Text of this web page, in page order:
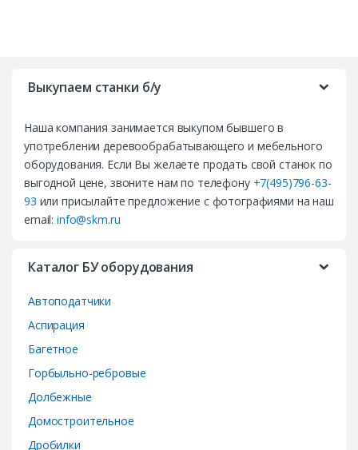
Выкупаем станки б/у
Наша компания занимается выкупом бывшего в
употреблении деревообрабатывающего и мебельного
оборудования. Если Вы желаете продать свой станок по
выгодной цене, звоните нам по телефону +7(495)796-63-
93 или присылайте предложение с фотографиями на наш
email:info@skm.ru
Каталог БУ оборудования
Автоподатчики
Аспирация
Багетное
Горбыльно-ребровые
Долбежные
Домостроительное
Дробилки